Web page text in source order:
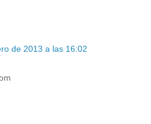
de 2013 a las 16:02